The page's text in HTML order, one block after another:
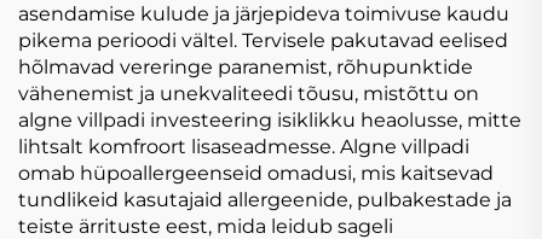
asendamise kulude ja järjepideva toimivuse kaudu
pikema perioodi vältel. Tervisele pakutavad eelised
hõlmavad vereringe paranemist, rõhupunktide
vähenemist ja unekvaliteedi tõusu, mistõttu on
algne villpadi investeering isiklikku heaolusse, mitte
lihtsalt komfroort lisaseadmesse. Algne villpadi
omab hüpoallergeenseid omadusi, mis kaitsevad
tundlikeid kasutajaid allergeenide, pulbakestade ja
teiste ärrituste eest, mida leidub sageli